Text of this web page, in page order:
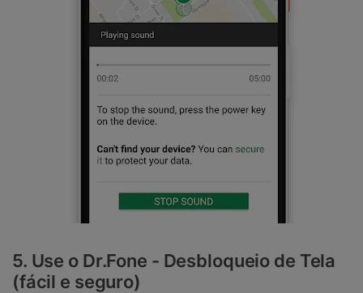
5. Use o Dr.Fone - Desbloqueio de Tela
(fácil e seguro)